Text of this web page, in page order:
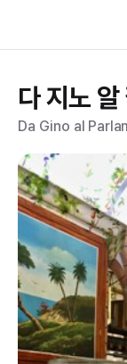
다 지노
Da Gino al